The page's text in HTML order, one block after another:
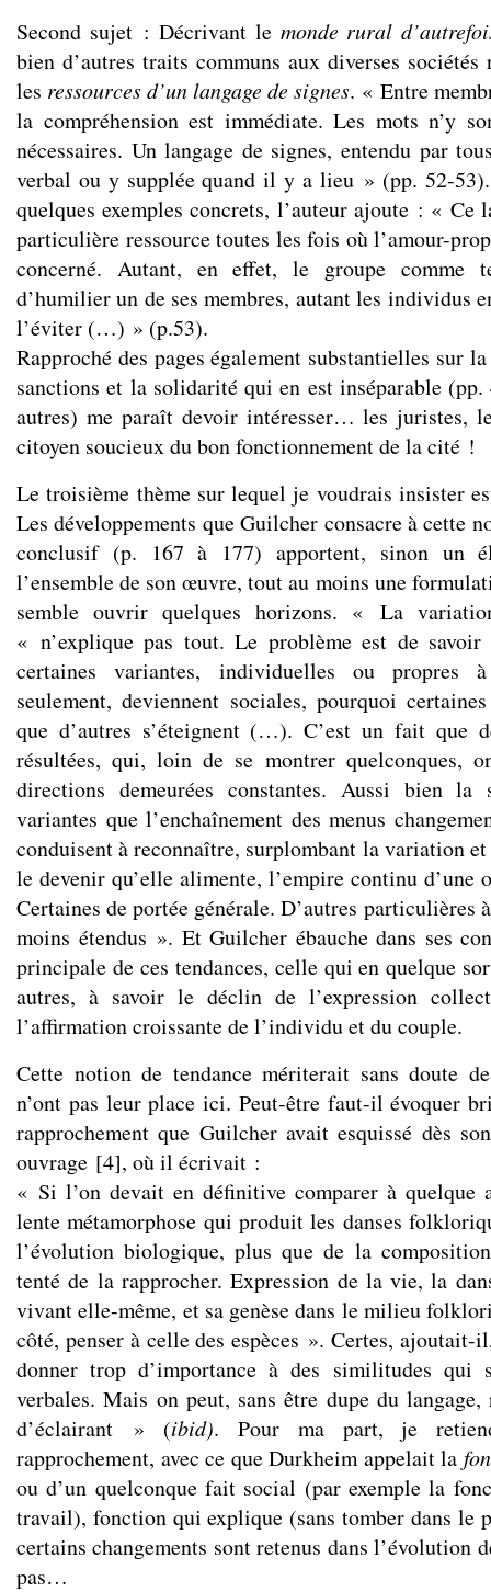
Second sujet : Décrivant le monde rural
bien d’autres traits communs aux diverses
les ressources d’un langage de signes. « Entre
la compréhension est immédiate. Les mots n’y
nécessaires. Un langage de signes, entendu par
verbal ou y supplée quand il y a lieu » (pp. 52-
quelques exemples concrets, l’auteur ajoute : « Ce
particulière ressource toutes les fois où l’amour-
concerné. Autant, en effet, le groupe comme
d’humilier un de ses membres, autant les individus
l’éviter (…) » (p.53).
Rapproché des pages également substantielles sur
sanctions et la solidarité qui en est inséparable
autres) me paraît devoir intéresser… les juristes,
citoyen soucieux du bon fonctionnement de la cité !
Le troisième thème sur lequel je voudrais insister
Les développements que Guilcher consacre à cette
conclusif (p. 167 à 177) apportent, sinon un
l’ensemble de son œuvre, tout au moins une
semble ouvrir quelques horizons. « La
« n’explique pas tout. Le problème est de
certaines variantes, individuelles ou propres à
seulement, deviennent sociales, pourquoi
que d’autres s’éteignent (…). C’est un fait que
résultées, qui, loin de se montrer quelconques,
directions demeurées constantes. Aussi bien
variantes que l’enchaînement des menus
conduisent à reconnaître, surplombant la variation
le devenir qu’elle alimente, l’empire continu d’une
Certaines de portée générale. D’autres particulières
moins étendus ». Et Guilcher ébauche dans ses
principale de ces tendances, celle qui en quelque
autres, à savoir le déclin de l’expression
l’affirmation croissante de l’individu et du couple.
Cette notion de tendance mériterait sans doute
n’ont pas leur place ici. Peut-être faut-il évoquer
rapprochement que Guilcher avait esquissé dès
ouvrage [4], où il écrivait :
« Si l’on devait en définitive comparer à quelque
lente métamorphose qui produit les danses
l’évolution biologique, plus que de la
tenté de la rapprocher. Expression de la vie, la
vivant elle-même, et sa genèse dans le milieu
côté, penser à celle des espèces ». Certes,
donner trop d’importance à des similitudes qui
verbales. Mais on peut, sans être dupe du
d’éclairant » (ibid). Pour ma part, je
rapprochement, avec ce que Durkheim appelait la
ou d’un quelconque fait social (par exemple la
travail), fonction qui explique (sans tomber dans le
certains changements sont retenus dans l’évolution
pas…